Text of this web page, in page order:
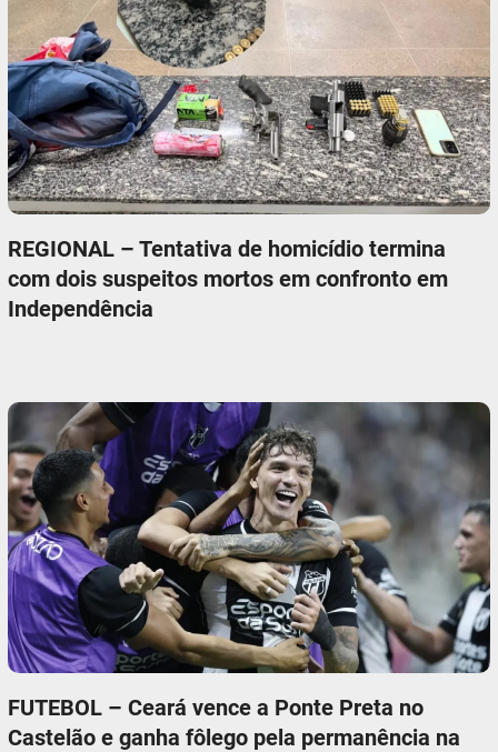
REGIONAL – Tentativa de homicídio termina
com dois suspeitos mortos em confronto em
Independência
FUTEBOL – Ceará vence a Ponte Preta no
Castelão e ganha fôlego pela permanência na